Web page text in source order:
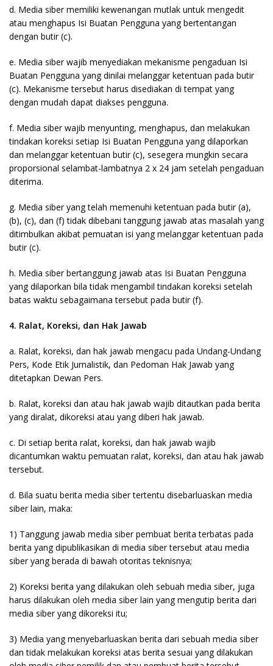
d. Media siber memiliki kewenangan mutlak untuk mengedit
atau menghapus Isi Buatan Pengguna yang bertentangan
dengan butir (c).
e. Media siber wajib menyediakan mekanisme pengaduan Isi
Buatan Pengguna yang dinilai melanggar ketentuan pada butir
(c). Mekanisme tersebut harus disediakan di tempat yang
dengan mudah dapat diakses pengguna.
f. Media siber wajib menyunting, menghapus, dan melakukan
tindakan koreksi setiap Isi Buatan Pengguna yang dilaporkan
dan melanggar ketentuan butir (c), sesegera mungkin secara
proporsional selambat-lambatnya 2 x 24 jam setelah pengaduan
diterima.
g. Media siber yang telah memenuhi ketentuan pada butir (a),
(b), (c), dan (f) tidak dibebani tanggung jawab atas masalah yang
ditimbulkan akibat pemuatan isi yang melanggar ketentuan pada
butir (c).
h. Media siber bertanggung jawab atas Isi Buatan Pengguna
yang dilaporkan bila tidak mengambil tindakan koreksi setelah
batas waktu sebagaimana tersebut pada butir (f).
4. Ralat, Koreksi, dan Hak Jawab
a. Ralat, koreksi, dan hak jawab mengacu pada Undang-Undang
Pers, Kode Etik Jurnalistik, dan Pedoman Hak Jawab yang
ditetapkan Dewan Pers.
b. Ralat, koreksi dan atau hak jawab wajib ditautkan pada berita
yang diralat, dikoreksi atau yang diberi hak jawab.
c. Di setiap berita ralat, koreksi, dan hak jawab wajib
dicantumkan waktu pemuatan ralat, koreksi, dan atau hak jawab
tersebut.
d. Bila suatu berita media siber tertentu disebarluaskan media
siber lain, maka:
1) Tanggung jawab media siber pembuat berita terbatas pada
berita yang dipublikasikan di media siber tersebut atau media
siber yang berada di bawah otoritas teknisnya;
2) Koreksi berita yang dilakukan oleh sebuah media siber, juga
harus dilakukan oleh media siber lain yang mengutip berita dari
media siber yang dikoreksi itu;
3) Media yang menyebarluaskan berita dari sebuah media siber
dan tidak melakukan koreksi atas berita sesuai yang dilakukan